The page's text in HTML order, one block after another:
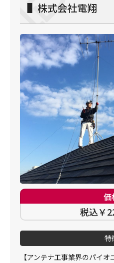
▌株式会社電翔
価
税込￥
特
【アンテナ工事業界のパイ